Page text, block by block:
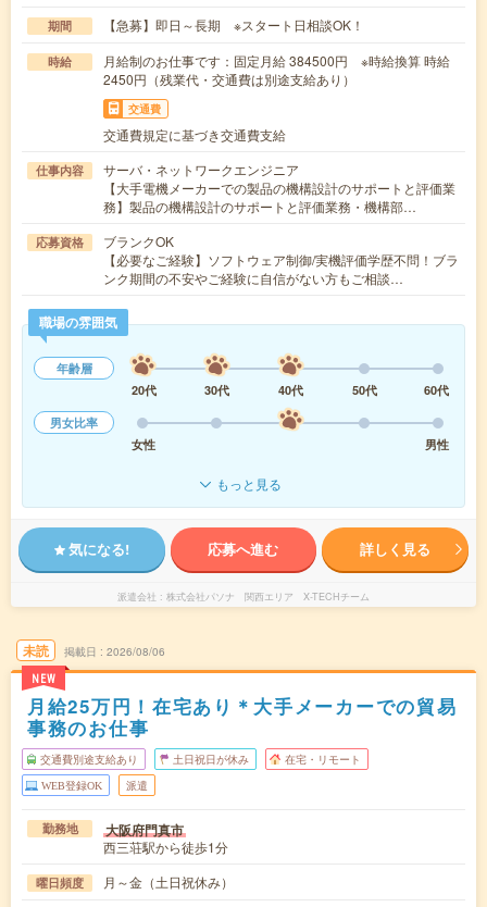
期間 【急募】即日～長期 ※スタート日相談OK！
時給
月給制のお仕事です：固定月給 384500円 ※時給換算 時給
2450円（残業代・交通費は別途支給あり）
交通費
交通費規定に基づき交通費支給
仕事内容
サーバ・ネットワークエンジニア
【大手電機メーカーでの製品の機構設計のサポートと評価業
務】製品の機構設計のサポートと評価業務・機構部…
応募資格
ブランクOK
【必要なご経験】ソフトウェア制御/実機評価学歴不問！ブラ
ンク期間の不安やご経験に自信がない方もご相談…
職場の雰囲気
年齢層
20代
30代 40代 50代
60代
男女比率
女性
男性
もっと見る
気になる! 応募へ進む 詳しく見る
派遣会社 株式会社パソナ 関西エリア X-TECHチーム
未読
NEW
掲載日 2026/08/06
月給25万円！在宅あり＊大手メーカーでの貿易
事務のお仕事
交通費別途支給あり 土日祝日が休み 在宅・リモート
WEB登録OK 派遣
勤務地 大阪府門真市
西三荘駅から徒歩1分
曜日頻度 月～金（土日祝休み）